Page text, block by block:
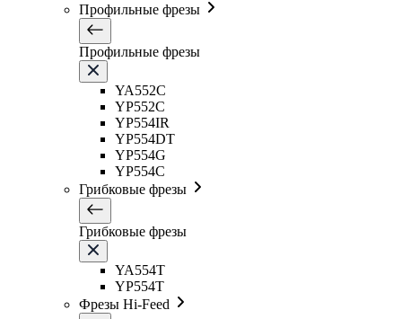
Профильные фрезы
Профильные фрезы
YA552C
YP552C
YP554IR
YP554DT
YP554G
YP554C
Грибковые фрезы
Грибковые фрезы
YA554T
YP554T
Фрезы Hi-Feed